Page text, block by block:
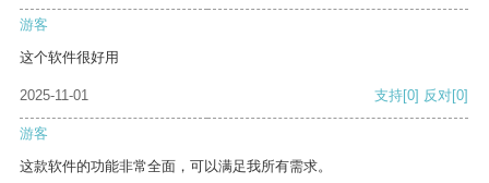
游客
这个软件很好用
2025-11-01 支持[0] 反对[0]
游客
这款软件的功能非常全面，可以满足我所有需求。